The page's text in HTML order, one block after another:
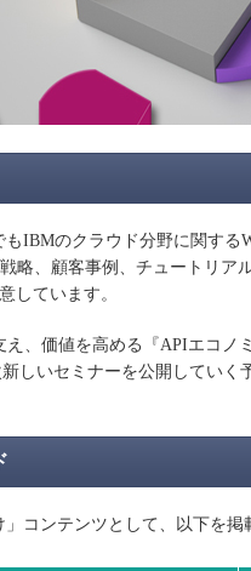
IBMのクラウド分野に関する
略、顧客事例、チュートリア
しています。
、価値を高める『APIエコノ
しいセミナーを公開していく
コンテンツとして、以下を掲